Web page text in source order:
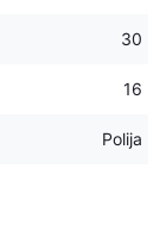
30
16
Polija